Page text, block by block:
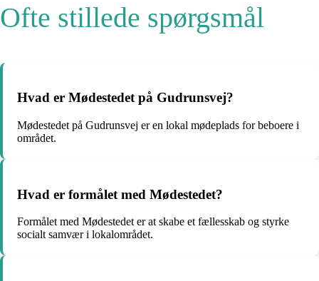
Ofte stillede spørgsmål
Hvad er Mødestedet på Gudrunsvej?
Mødestedet på Gudrunsvej er en lokal mødeplads for beboere i
området.
Hvad er formålet med Mødestedet?
Formålet med Mødestedet er at skabe et fællesskab og styrke
socialt samvær i lokalområdet.